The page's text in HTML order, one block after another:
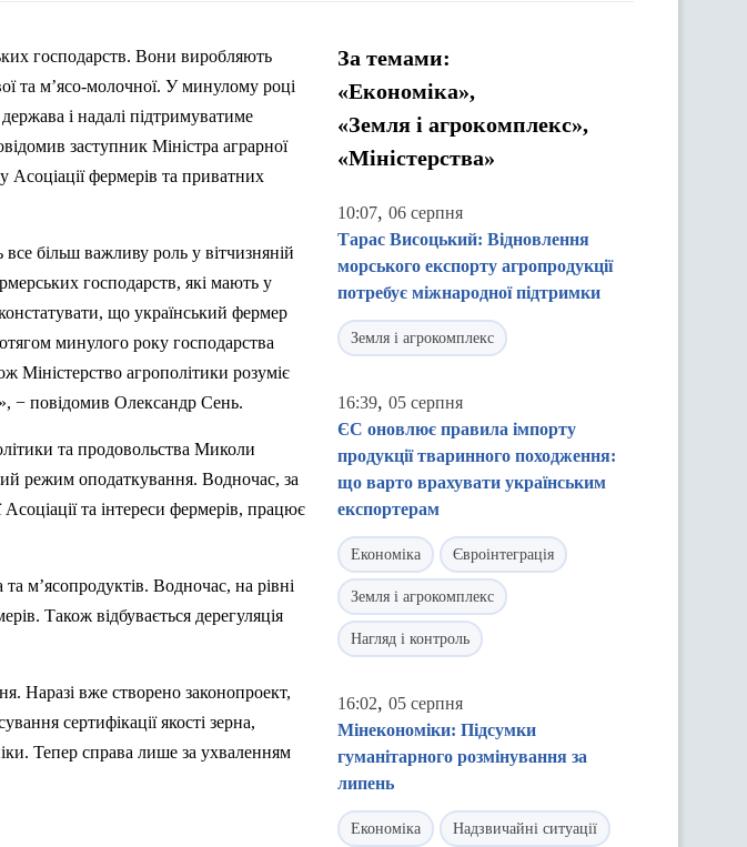
господарств. Вони виробляють
та м’ясо-молочної. У минулому році
і надалі підтримуватиме
заступник Міністра аграрної
Асоціації фермерів та приватних
більш важливу роль у вітчизняній
господарств, які мають у
що український фермер
минулого року господарства
Міністерство агрополітики розуміє
− повідомив Олександр Сень.
та продовольства Миколи
режим оподаткування. Водночас, за
та інтереси фермерів, працює
м’ясопродуктів. Водночас, на рівні
Також відбувається дерегуляція
Наразі вже створено законопроект,
сертифікації якості зерна,
Тепер справа лише за ухваленням
За темами:
«Економіка»,
«Земля і агрокомплекс»,
«Міністерства»
10:07, 06 серпня
Тарас Висоцький: Відновлення
морського експорту агропродукції
потребує міжнародної підтримки
Земля і агрокомплекс
16:39, 05 серпня
ЄС оновлює правила імпорту
продукції тваринного походження:
що варто врахувати українським
експортерам
Економіка Євроінтеграція
Земля і агрокомплекс
Нагляд і контроль
16:02, 05 серпня
Мінекономіки: Підсумки
гуманітарного розмінування за
липень
Економіка Надзвичайні ситуації